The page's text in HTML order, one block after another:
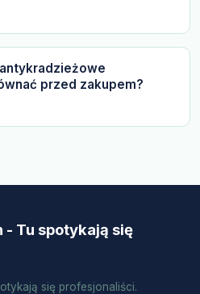
przed zakupem?
- Tu spotykają się
się profesjonaliści.